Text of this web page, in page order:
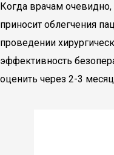
Когда врачам очевидно,
приносит облегчения
проведении
эффективность
оценить через 2-3